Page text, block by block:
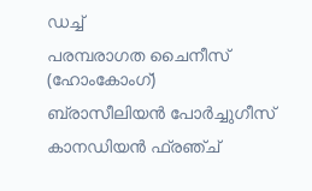
ഡച്ച്
പരമ്പരാഗത ചൈനീസ്
(ഹോംകോംഗ്)
ബ്രാസീലിയൻ പോർച്ചുഗീസ്
കാനഡിയൻ ഫ്രഞ്ച്